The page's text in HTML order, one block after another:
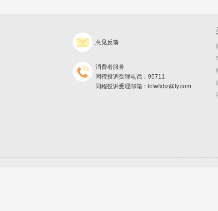
意见反馈
消费者服务
同程投诉受理电话：95711
同程投诉受理邮箱：tcfwfxbz@ly.com